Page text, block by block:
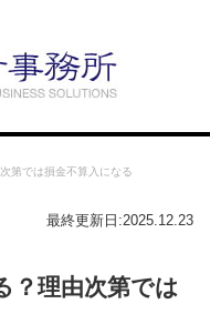
第では損金不算入になる
最終更新日:2025.12.23
？理由次第では